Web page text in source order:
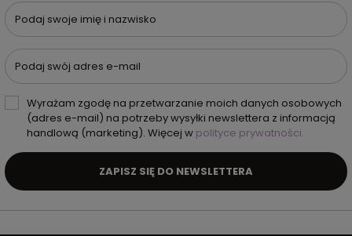
Podaj swoje imię i nazwisko
Podaj swój adres e-mail
Wyrażam zgodę na przetwarzanie moich danych osobowych
(adres e-mail) na potrzeby wysyłki newslettera z informacją
handlową (marketing). Więcej w polityce prywatności.
ZAPISZ SIĘ DO NEWSLETTERA